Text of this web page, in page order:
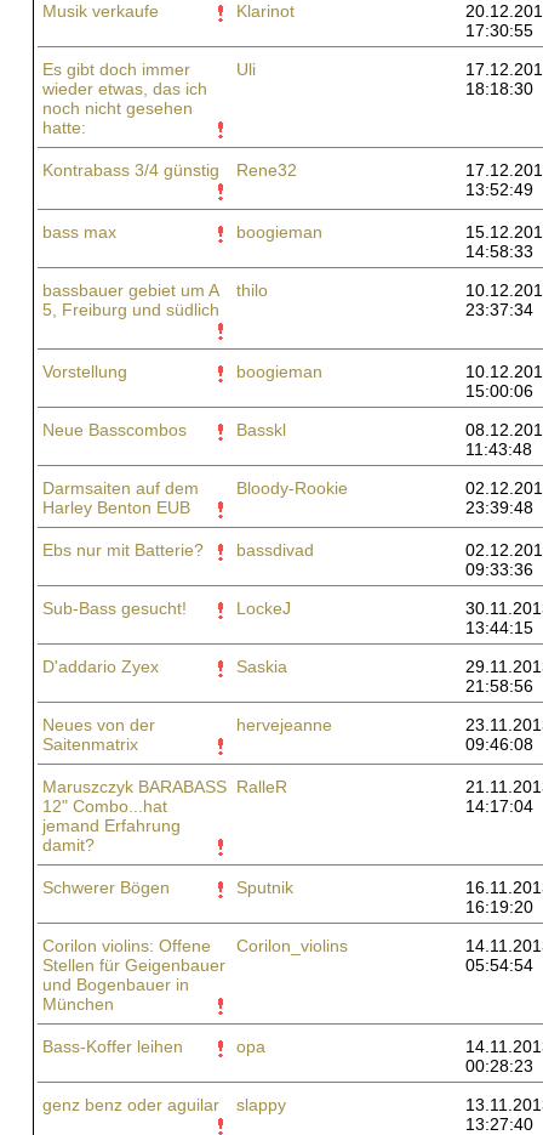
Musik verkaufe
Klarinot
17:30:55
Es gibt doch immer
wieder etwas, das ich
noch nicht gesehen
hatte:
Uli
18:18:30
Kontrabass 3/4 günstig Rene32
13:52:49
bass max boogieman
14:58:33
bassbauer gebiet um A
5, Freiburg und südlich
thilo
23:37:34
Vorstellung boogieman
15:00:06
Neue Basscombos
Basskl
11:43:48
Darmsaiten auf dem
Harley Benton EUB
Bloody-Rookie
23:39:48
Ebs nur mit Batterie? bassdivad
09:33:36
Sub-Bass gesucht!
LockeJ
13:44:15
D'addario Zyex
Saskia
21:58:56
Neues von der
Saitenmatrix
hervejeanne
09:46:08
Maruszczyk BARABASS
12" Combo...hat
jemand Erfahrung
damit?
RalleR
14:17:04
Schwerer Bögen Sputnik
16:19:20
Corilon violins: Offene
Stellen für Geigenbauer
und Bogenbauer in
München
Corilon_violins
05:54:54
Bass-Koffer leihen opa
00:28:23
genz benz oder aguilar
slappy
13:27:40